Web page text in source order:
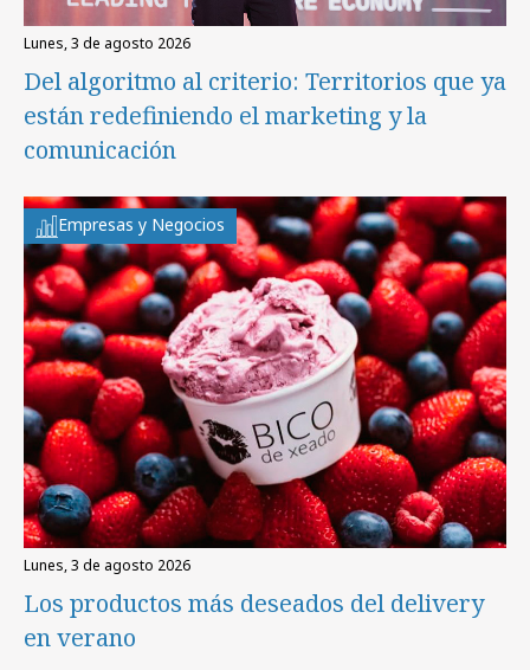
lunes, 3 de agosto 2026
Del algoritmo al criterio: Territorios que ya
están redefiniendo el marketing y la
comunicación
Empresas y Negocios
lunes, 3 de agosto 2026
Los productos más deseados del delivery
en verano